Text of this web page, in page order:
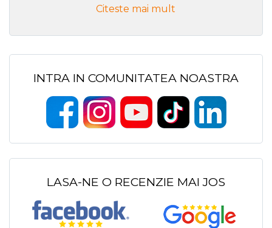
Citeste mai mult
INTRA IN COMUNITATEA NOASTRA
LASA-NE O RECENZIE MAI JOS